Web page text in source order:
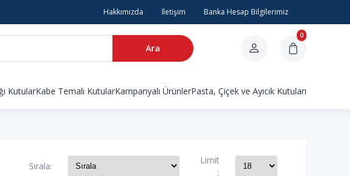
Hakkımızda İletişim Banka Hesap Bilgilerimiz
Ara
0
KutularKabe Temalı KutularKampanyalı ÜrünlerPasta, Çiçek ve Ayıcık Kutuları
Sırala:
Limit
: